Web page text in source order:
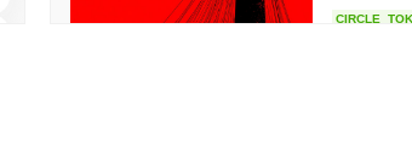
BankCoin (BANK)는 어디에서 구매할
CIRCLE